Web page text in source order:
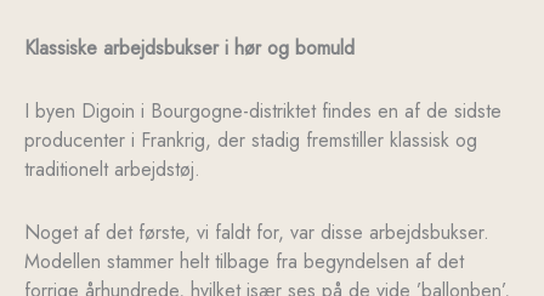
Klassiske arbejdsbukser i hør og bomuld
I byen Digoin i Bourgogne-distriktet findes en af de sidste
producenter i Frankrig, der stadig fremstiller klassisk og
traditionelt arbejdstøj.
Noget af det første, vi faldt for, var disse arbejdsbukser.
Modellen stammer helt tilbage fra begyndelsen af det